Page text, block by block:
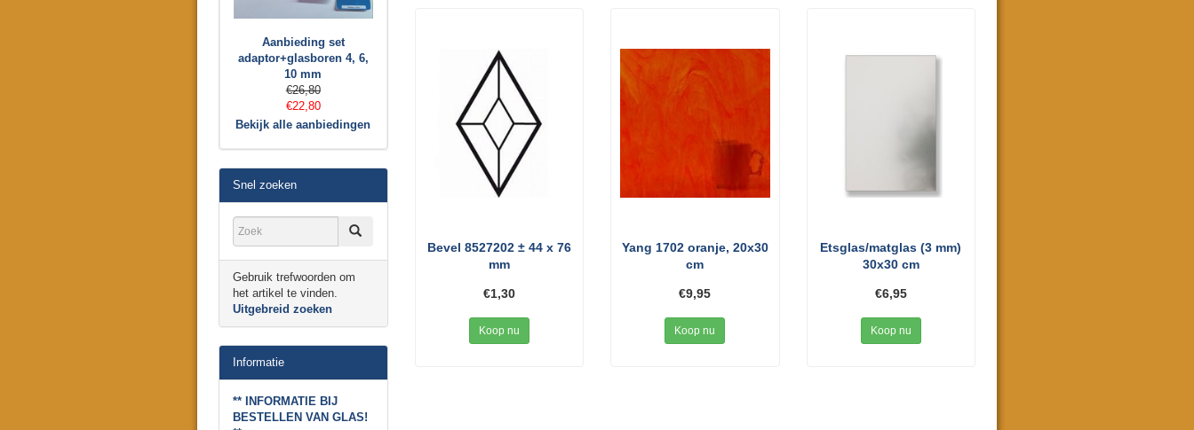
Bevel 8527202 ± 44 x 76
mm
€1,30
Koop nu
Yang 1702 oranje, 20x30
cm
€9,95
Koop nu
Etsglas/matglas (3 mm)
30x30 cm
€6,95
Koop nu
Aanbieding set
adaptor+glasboren 4, 6,
10 mm
€26,80
€22,80
Bekijk alle aanbiedingen
Snel zoeken
Gebruik trefwoorden om
het artikel te vinden.
Uitgebreid zoeken
Informatie
** INFORMATIE BIJ
BESTELLEN VAN GLAS!